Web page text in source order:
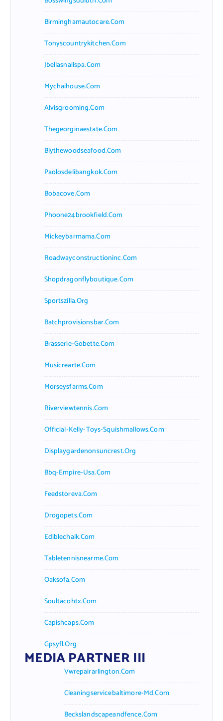
Birminghamautocare.com
Tonyscountrykitchen.com
Jbellasnailspa.com
Mychaihouse.com
Alvisgrooming.com
Thegeorginaestate.com
Blythewoodseafood.com
Paolosdelibangkok.com
Bobacove.com
Phoone24brookfield.com
Mickeybarmama.com
Roadwayconstructioninc.com
Shopdragonflyboutique.com
Sportszilla.org
Batchprovisionsbar.com
Brasserie-Gobette.com
Musicrearte.com
Morseysfarms.com
Riverviewtennis.com
Official-Kelly-Toys-Squishmallows.com
Displaygardenonsuncrest.org
Bbq-Empire-Usa.com
Feedstoreva.com
Drogopets.com
Ediblechalk.com
Tabletennisnearme.com
Oaksofa.com
Soultacohtx.com
Capishcaps.com
Gpsyfl.org
MEDIA PARTNER III
Vwrepairarlington.com
Cleaningservicebaltimore-Md.com
Beckslandscapeandfence.com